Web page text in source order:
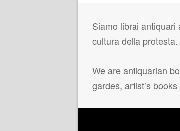
Siamo librai antiquari
cultura della
We are antiquarian
gardes, artist’s